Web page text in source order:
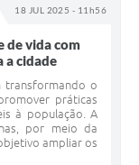
18 JUL 2025 - 11h56
de vida com
a cidade
transformando o
práticas
à população. A
por meio da
ampliar os